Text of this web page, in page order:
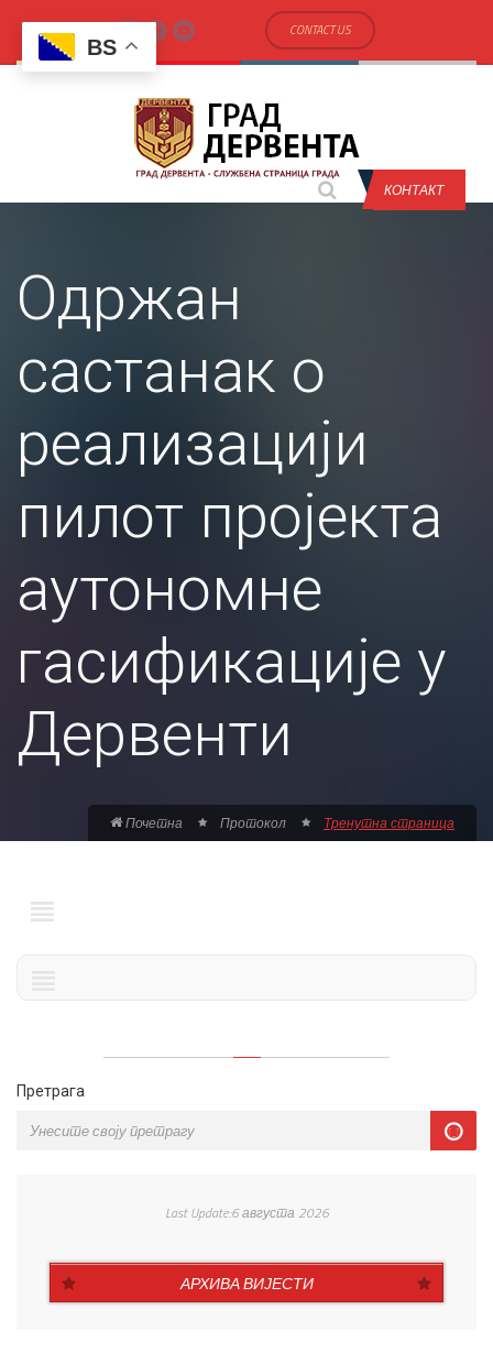
CONTACT US
КОНТАКТ
Oдржан
састанак о
реализацији
пилот пројекта
аутономне
гасификације у
Дервенти
Почетна Протокол Тренутна страница
Претрага
Last Update:6 августа 2026
АРХИВА ВИЈЕСТИ
BS